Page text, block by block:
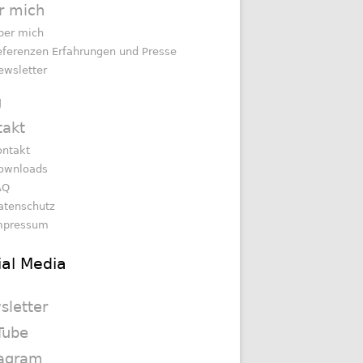
mich
mich
Erfahrungen und Presse
Media